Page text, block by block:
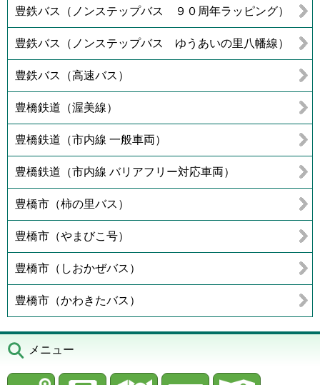
豊鉄バス（ノンステップバス ９０周年ラッピング）
豊鉄バス（ノンステップバス ゆうあいの里八幡線）
豊鉄バス（高速バス）
豊橋鉄道（渥美線）
豊橋鉄道（市内線 一般車両）
豊橋鉄道（市内線 バリアフリー対応車両）
豊橋市（柿の里バス）
豊橋市（やまびこ号）
豊橋市（しおかぜバス）
豊橋市（かわきたバス）
メニュー